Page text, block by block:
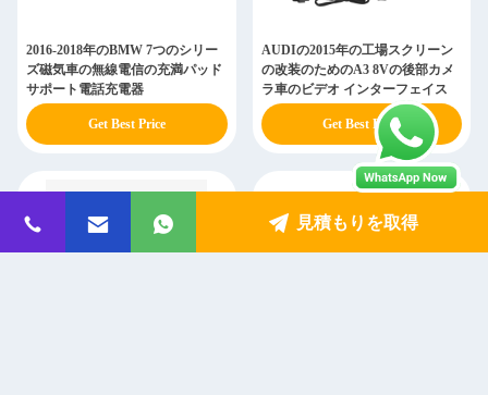
2016-2018年のBMW 7つのシリー
ズ磁気車の無線電信の充満パッド
サポート電話充電器
Get Best Price
AUDIの2015年の工場スクリーン
の改装のためのA3 8Vの後部カメ
ラ車のビデオ インターフェイス
Get Best Price
見積もりを取得